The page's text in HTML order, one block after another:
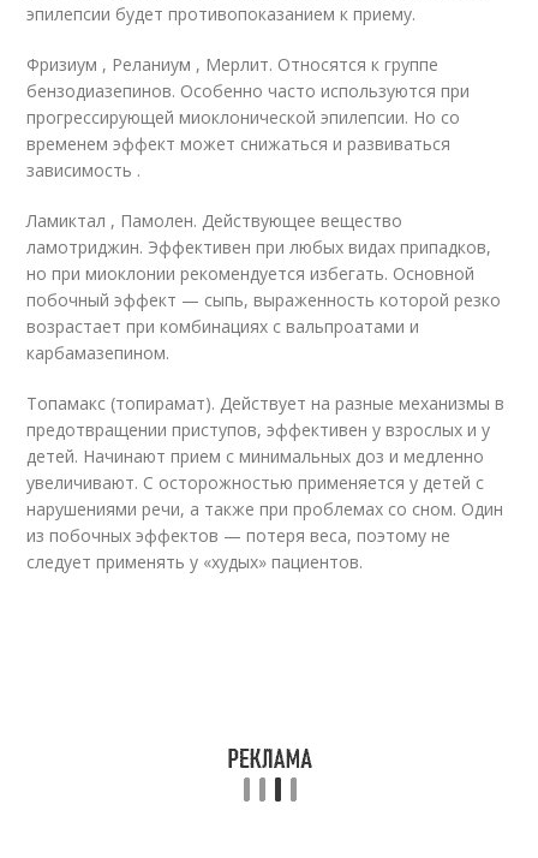
эпилепсии будет противопоказанием к приему.
Фризиум , Реланиум , Мерлит. Относятся к группе
бензодиазепинов. Особенно часто используются при
прогрессирующей миоклонической эпилепсии. Но со
временем эффект может снижаться и развиваться
зависимость .
Ламиктал , Памолен. Действующее вещество
ламотриджин. Эффективен при любых видах припадков,
но при миоклонии рекомендуется избегать. Основной
побочный эффект — сыпь, выраженность которой резко
возрастает при комбинациях с вальпроатами и
карбамазепином.
Топамакс (топирамат). Действует на разные механизмы в
предотвращении приступов, эффективен у взрослых и у
детей. Начинают прием с минимальных доз и медленно
увеличивают. С осторожностью применяется у детей с
нарушениями речи, а также при проблемах со сном. Один
из побочных эффектов — потеря веса, поэтому не
следует применять у «худых»‎ пациентов.